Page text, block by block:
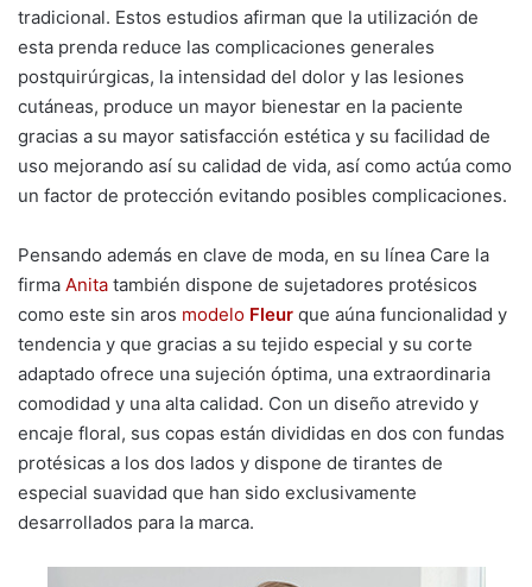
tradicional. Estos estudios afirman que la utilización de
esta prenda reduce las complicaciones generales
postquirúrgicas, la intensidad del dolor y las lesiones
cutáneas, produce un mayor bienestar en la paciente
gracias a su mayor satisfacción estética y su facilidad de
uso mejorando así su calidad de vida, así como actúa como
un factor de protección evitando posibles complicaciones.
Pensando además en clave de moda, en su línea Care la
firma Anita también dispone de sujetadores protésicos
como este sin aros modelo Fleur que aúna funcionalidad y
tendencia y que gracias a su tejido especial y su corte
adaptado ofrece una sujeción óptima, una extraordinaria
comodidad y una alta calidad. Con un diseño atrevido y
encaje floral, sus copas están divididas en dos con fundas
protésicas a los dos lados y dispone de tirantes de
especial suavidad que han sido exclusivamente
desarrollados para la marca.